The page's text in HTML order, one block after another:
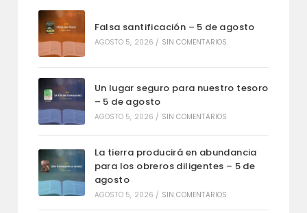
Falsa santificación – 5 de agosto
AGOSTO 5, 2026 / SIN COMENTARIOS
Un lugar seguro para nuestro tesoro
– 5 de agosto
AGOSTO 5, 2026 / SIN COMENTARIOS
La tierra producirá en abundancia
para los obreros diligentes – 5 de
agosto
AGOSTO 5, 2026 / SIN COMENTARIOS